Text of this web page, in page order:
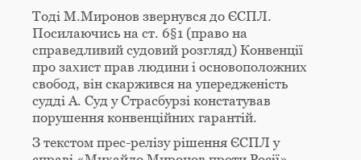
Тоді М.Миронов звернувся до ЄСПЛ.
Посилаючись на ст. 6§1 (право на
справедливий судовий розгляд) Конвенції
про захист прав людини і основоположних
свобод, він скаржився на упередженість
судді А. Суд у Страсбурзі констатував
порушення конвенційних гарантій.
З текстом прес-релізу рішення ЄСПЛ у